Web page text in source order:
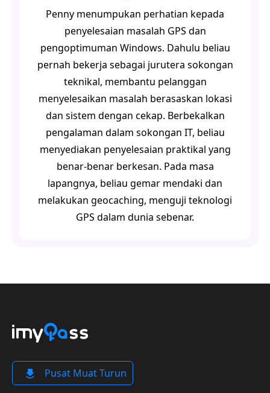
Penny menumpukan perhatian kepada
penyelesaian masalah GPS dan
pengoptimuman Windows. Dahulu beliau
pernah bekerja sebagai jurutera sokongan
teknikal, membantu pelanggan
menyelesaikan masalah berasaskan lokasi
dan sistem dengan cekap. Berbekalkan
pengalaman dalam sokongan IT, beliau
menyediakan penyelesaian praktikal yang
benar-benar berkesan. Pada masa
lapangnya, beliau gemar mendaki dan
melakukan geocaching, menguji teknologi
GPS dalam dunia sebenar.
Pusat Muat Turun